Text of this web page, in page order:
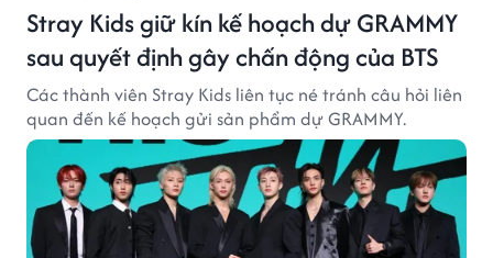
Stray Kids giữ kín kế hoạch dự GRAMMY
sau quyết định gây chấn động của BTS
Các thành viên Stray Kids liên tục né tránh câu hỏi liên
quan đến kế hoạch gửi sản phẩm dự GRAMMY.